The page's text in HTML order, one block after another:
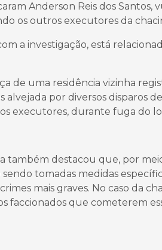
Anderson Reis dos Santos,
os outros executores da
a investigação, está
de uma residência vizinha
alvejada por diversos disparos
executores, durante fuga do
também destacou que, por
tomadas medidas
mais graves. No caso da
faccionados que cometerem